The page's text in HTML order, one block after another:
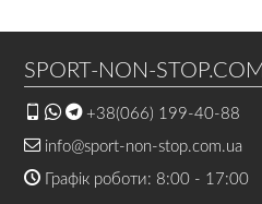
SPORT-NON-
+38(066) 199-40-88
info@sport-non-stop.com.ua
Графік роботи: 8:00 - 17:00